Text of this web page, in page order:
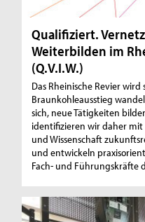
Qualifiziert.
Weiterbilden im
(Q.V.I.W.)
Das Rheinische Revier
Braunkohleausstieg
sich, neue Tätigkeiten
identifizieren wir daher mit
und Wissenschaft
und entwickeln
Fach- und Führungskräfte